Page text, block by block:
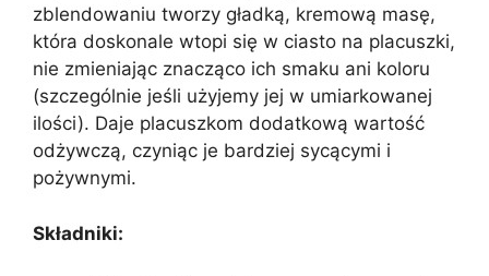
zblendowaniu tworzy gładką, kremową masę,
która doskonale wtopi się w ciasto na placuszki,
nie zmieniając znacząco ich smaku ani koloru
(szczególnie jeśli użyjemy jej w umiarkowanej
ilości). Daje placuszkom dodatkową wartość
odżywczą, czyniąc je bardziej sycącymi i
pożywnymi.
Składniki: